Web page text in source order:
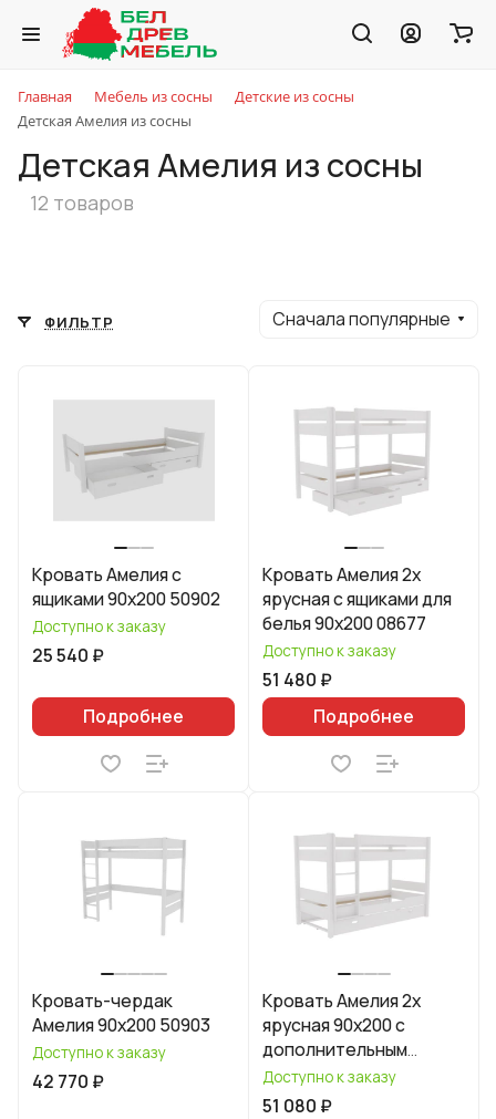
Главная Мебель из сосны
Детские из сосны
Детская Амелия из сосны
Детская Амелия из сосны
12 товаров
ФИЛЬТР Сначала популярные
Кровать Амелия с
ящиками 90х200 50902
Доступно к заказу
25 540 ₽
Подробнее
Кровать Амелия 2х
ярусная с ящиками для
белья 90х200 08677
Доступно к заказу
51 480 ₽
Подробнее
Кровать-чердак
Амелия 90х200 50903
Доступно к заказу
42 770 ₽
Кровать Амелия 2х
ярусная 90х200 с
дополнительным
спальным местом 08678
Доступно к заказу
51 080 ₽